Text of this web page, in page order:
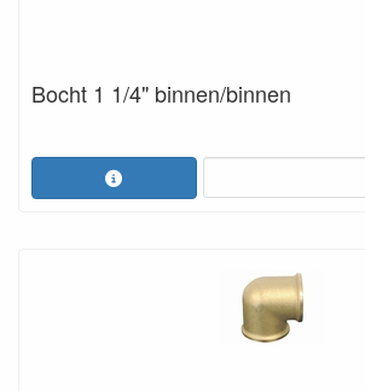
Bocht 1 1/4" binnen/binnen